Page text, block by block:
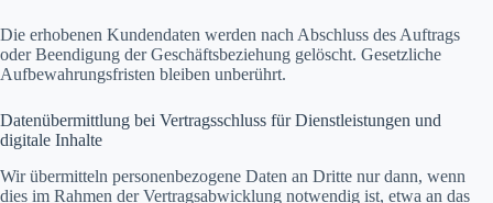
Die erhobenen Kundendaten werden nach Abschluss des Auftrags
oder Beendigung der Geschäftsbeziehung gelöscht. Gesetzliche
Aufbewahrungsfristen bleiben unberührt.
Datenübermittlung bei Vertragsschluss für Dienstleistungen und
digitale Inhalte
Wir übermitteln personenbezogene Daten an Dritte nur dann, wenn
dies im Rahmen der Vertragsabwicklung notwendig ist, etwa an das